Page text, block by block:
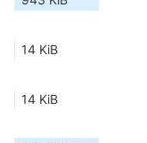
14 KiB
14 KiB